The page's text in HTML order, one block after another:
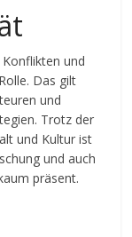
und
Das gilt
und
Trotz der
und Kultur ist
und auch
präsent.